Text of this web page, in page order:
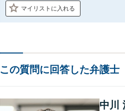
マイリストに入れる
この質問に回答した弁護士
中川